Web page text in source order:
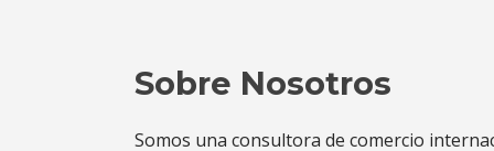
Sobre Nosotros
Somos una consultora de comercio